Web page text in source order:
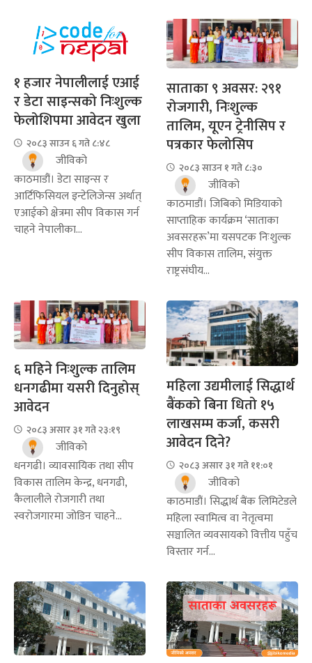
१ हजार नेपालीलाई एआई
र डेटा साइन्सको निःशुल्क
फेलोशिपमा आवेदन खुला
२०८३ साउन ६ गते ८:४८
जीविको
काठमाडौं। डेटा साइन्स र
आर्टिफिसियल इन्टेलिजेन्स अर्थात्
एआईको क्षेत्रमा सीप विकास गर्न
चाहने नेपालीका...
साताका ९ अवसर: २९१
रोजगारी, निःशुल्क
तालिम, यूएन ट्रेनीसिप र
पत्रकार फेलोसिप
२०८३ साउन १ गते ८:३०
जीविको
काठमाडौं। जिबिको मिडियाको
साप्ताहिक कार्यक्रम ‘साताका
अवसरहरू’मा यसपटक निःशुल्क
सीप विकास तालिम, संयुक्त
राष्ट्रसंघीय...
६ महिने निःशुल्क तालिम
धनगढीमा यसरी दिनुहोस्
आवेदन
२०८३ असार ३१ गते २३:१९
जीविको
धनगढी। व्यावसायिक तथा सीप
विकास तालिम केन्द्र, धनगढी,
कैलालीले रोजगारी तथा
स्वरोजगारमा जोडिन चाहने...
महिला उद्यमीलाई सिद्धार्थ
बैंकको बिना धितो १५
लाखसम्म कर्जा, कसरी
आवेदन दिने?
२०८३ असार ३१ गते ११:०१
जीविको
काठमाडौं। सिद्धार्थ बैंक लिमिटेडले
महिला स्वामित्व वा नेतृत्वमा
सञ्चालित व्यवसायको वित्तीय पहुँच
विस्तार गर्न...